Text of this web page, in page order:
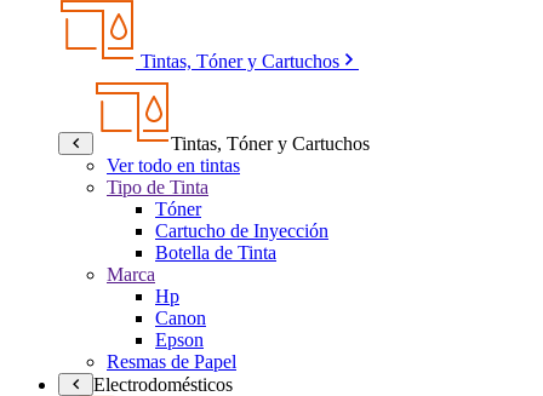
Tintas, Tóner y Cartuchos
Tintas, Tóner y Cartuchos
Ver todo en tintas
Tipo de Tinta
Tóner
Cartucho de Inyección
Botella de Tinta
Marca
Hp
Canon
Epson
Resmas de Papel
Electrodomésticos